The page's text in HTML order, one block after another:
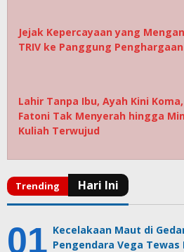
Jejak Kepercayaan yang
TRIV ke Panggung Penghargaan
Lahir Tanpa Ibu, Ayah Kini
Fatoni Tak Menyerah hingga
Kuliah Terwujud
Kecelakaan Maut di
Pengendara Vega